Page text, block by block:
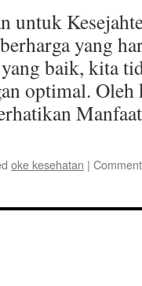
untuk
yang
baik, kita
optimal. Oleh
oke kesehatan |